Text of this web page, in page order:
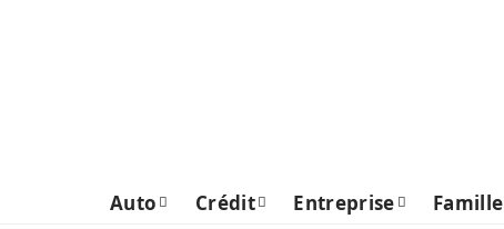
Auto Crédit Entreprise Famille